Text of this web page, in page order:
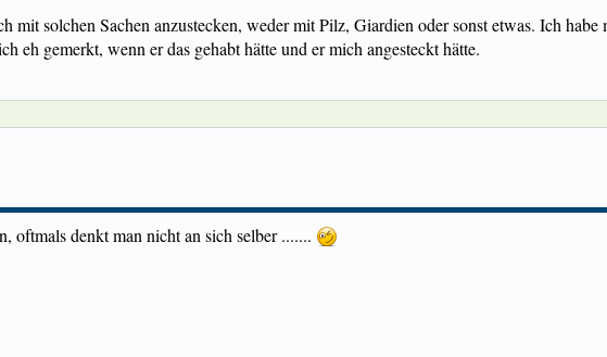
mit solchen Sachen anzustecken, weder mit Pilz, Giardien oder sonst etwas. Ich
eh gemerkt, wenn er das gehabt hätte und er mich angesteckt hätte.
oftmals denkt man nicht an sich selber .......